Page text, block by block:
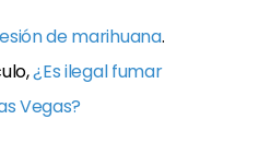
de marihuana.
¿Es ilegal fumar
Vegas?